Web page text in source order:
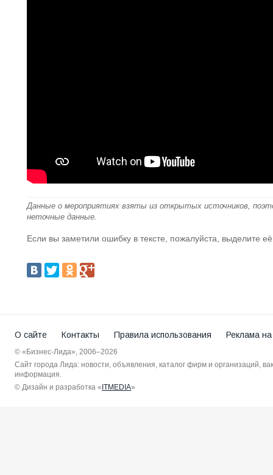
Данные о мероприятиях взяты из открытых источников,
неточные данные.
Если вы заметили ошибку в тексте, пожалуйста, выделите
О сайте Контакты Правила использования Реклама
© «Бизнес-Лида», 2006–2026
Сайт города Лида: новости, объявления, каталог фирм и организаций,
информация.
© Дизайн и разработка «ITMEDIA»